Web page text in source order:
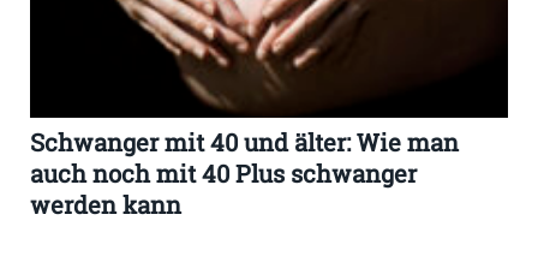
Schwanger mit 40 und älter: Wie man
auch noch mit 40 Plus schwanger
werden kann